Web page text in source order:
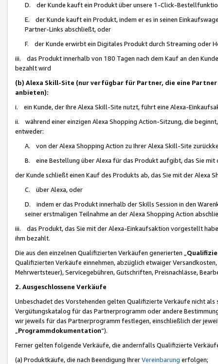
D. der Kunde kauft ein Produkt über unsere 1-Click-
E. der Kunde kauft ein Produkt, indem er es in seinen
Partner-Links abschließt, oder
F. der Kunde erwirbt ein Digitales Produkt durch Streaming oder
iii. das Produkt innerhalb von 180 Tagen nach dem Kauf an den
bezahlt wird
(b) Alexa Skill-Site (nur verfügbar für Partner, die eine
anbieten):
i. ein Kunde, der Ihre Alexa Skill-Site nutzt, führt eine Alexa-
ii. während einer einzigen Alexa Shopping Action-Sitzung, die
entweder:
A. von der Alexa Shopping Action zu Ihrer Alexa Skill-Site
B. eine Bestellung über Alexa für das Produkt aufgibt, das Sie mit
der Kunde schließt einen Kauf des Produkts ab, das Sie mit der Alexa
C. über Alexa, oder
D. indem er das Produkt innerhalb der Skills Session in den
seiner erstmaligen Teilnahme an der Alexa Shopping Action
iii. das Produkt, das Sie mit der Alexa-Einkaufsaktion vorgestellt
ihm bezahlt.
Die aus den einzelnen Qualifizierten Verkäufen generierten „
Qualifizierten Verkäufe einnehmen, abzüglich etwaiger
Mehrwertsteuer), Servicegebühren, Gutschriften, Preisnachlässe,
2. Ausgeschlossene Verkäufe
Unbeschadet des Vorstehenden gelten Qualifizierte Verkäufe nicht
Vergütungskatalog für das Partnerprogramm oder andere
wir jeweils für das Partnerprogramm festlegen, einschließlich der
Programmdokumentation“).
Ferner gelten folgende Verkäufe, die andernfalls Qualifizierte
(a) Produktkäufe, die nach Beendigung IhrerVereinbarung erfolgen;